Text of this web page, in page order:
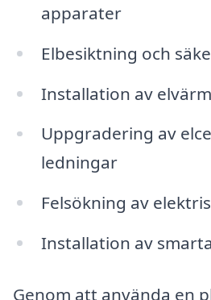
apparater
Elbesiktning och
Installation av
Uppgradering av
ledningar
Felsökning av
Installation av
Genom att använda en